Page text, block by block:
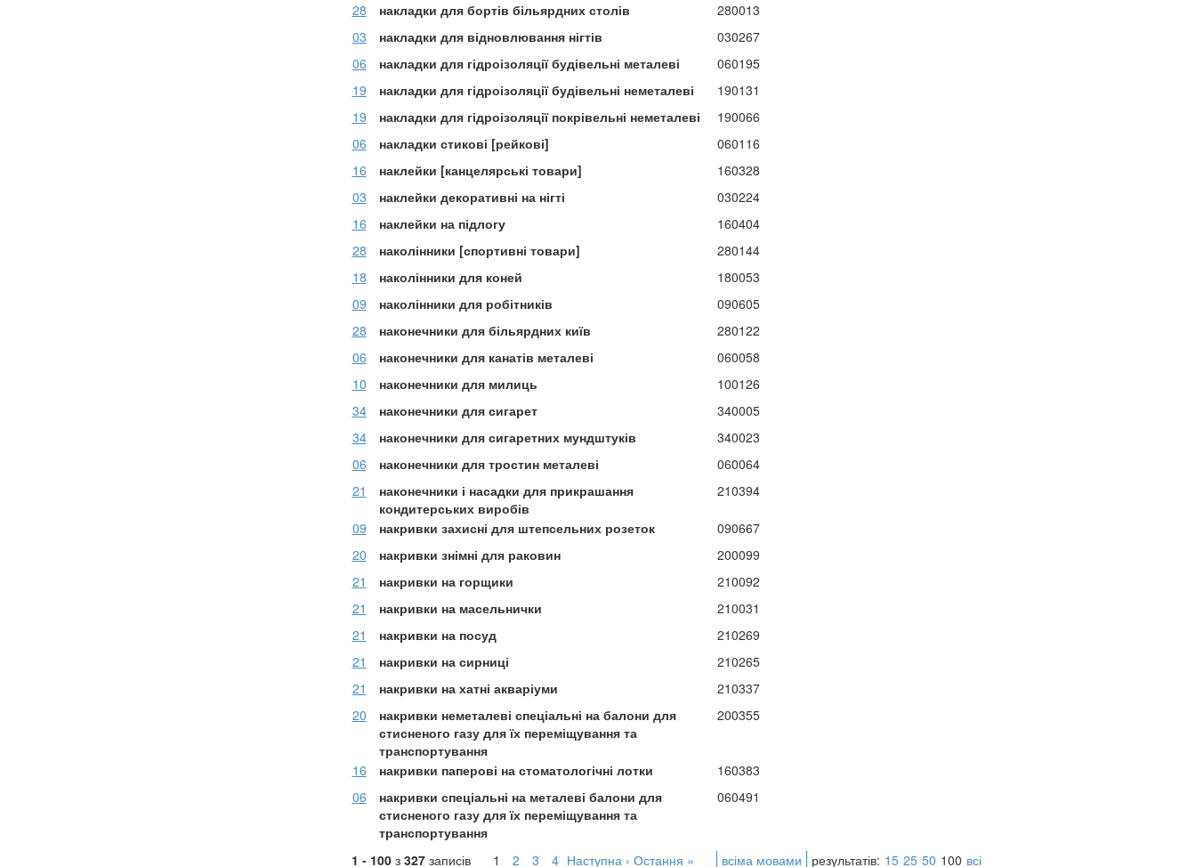
28 накладки для бортів більярдних столів
280013
03
накладки для відновлювання нігтів
030267
06
накладки для гідроізоляції будівельні металеві
060195
19
накладки для гідроізоляції будівельні неметалеві
190131
19
накладки для гідроізоляції покрівельні неметалеві
190066
06
накладки стикові [рейкові]
060116
16
наклейки [канцелярські товари]
160328
03
наклейки декоративні на нігті
030224
16
наклейки на підлогу
160404
28
наколінники [спортивні товари]
280144
18
наколінники для коней
180053
09
наколінники для робітників
090605
28
наконечники для більярдних київ
280122
06
наконечники для канатів металеві
060058
10
наконечники для милиць
100126
34
наконечники для сигарет
340005
34
наконечники для сигаретних мундштуків
340023
06
наконечники для тростин металеві
060064
21
наконечники і насадки для прикрашання
кондитерських виробів
210394
09 накривки захисні для штепсельних розеток
090667
20
накривки знімні для раковин
200099
21
накривки на горщики
210092
21
накривки на масельнички
210031
21
накривки на посуд
210269
21
накривки на сирниці
210265
21
накривки на хатні акваріуми
210337
20
накривки неметалеві спеціальні на балони для
стисненого газу для їх переміщування та
транспортування
200355
16 накривки паперові на стоматологічні лотки
160383
06
накривки спеціальні на металеві балони для
стисненого газу для їх переміщування та
транспортування
060491
1 - 100з 327записів 1 2 3 4 Наступна › Остання » всіма мовами результатів: 15 25 50 100 всі